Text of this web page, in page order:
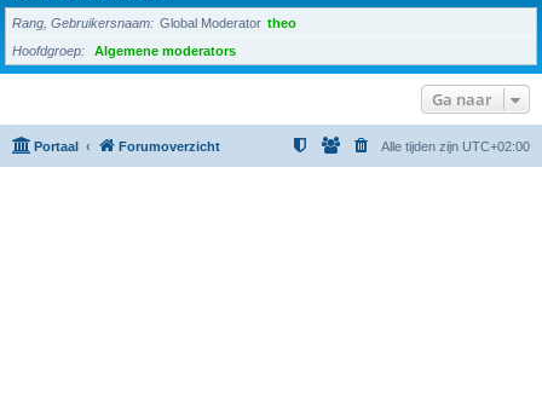
Rang, Gebruikersnaam Global Moderator theo
Hoofdgroep
Algemene moderators
Ga naar
Portaal Forumoverzicht Alle tijden zijn UTC+02:00